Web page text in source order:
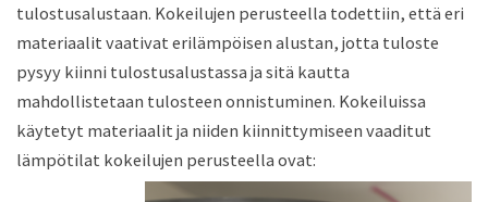
tulostusalustaan. Kokeilujen perusteella todettiin, että eri
materiaalit vaativat erilämpöisen alustan, jotta tuloste
pysyy kiinni tulostusalustassa ja sitä kautta
mahdollistetaan tulosteen onnistuminen. Kokeiluissa
käytetyt materiaalit ja niiden kiinnittymiseen vaaditut
lämpötilat kokeilujen perusteella ovat: